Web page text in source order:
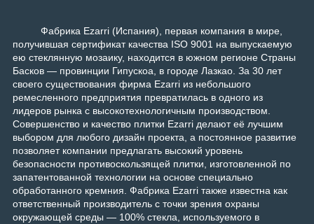
Фабрика Ezarri (Испания), первая компания в мире,
получившая сертификат качества ISO 9001 на выпускаемую
ею стеклянную мозаику, находится в южном регионе Страны
Басков — провинции Гипускоа, в городе Лазкао. За 30 лет
своего существования фирма Ezarri из небольшого
ремесленного предприятия превратилась в одного из
лидеров рынка с высокотехнологичным производством.
Совершенство и качество плитки Ezarri делают её лучшим
выбором для любого дизайн проекта, а постоянное развитие
позволяет компании предлагать высокий уровень
безопасности противоскользящей плитки, изготовленной по
запатентованной технологии на основе специально
обработанного кремния. Фабрика Ezarri также известна как
ответственный производитель с точки зрения охраны
окружающей среды — 100% стекла, используемого в